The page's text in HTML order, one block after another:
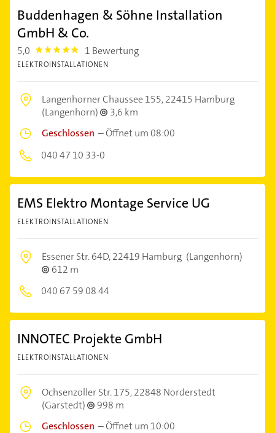
Buddenhagen & Söhne Installation
GmbH & Co.
5,0 5.0 1 Bewertung
ELEKTROINSTALLATIONEN
Langenhorner Chaussee 155,22415 Hamburg
(Langenhorn)
3,6 km
Geschlossen –Öffnet um 08:00
040 47 10 33-0
EMS Elektro Montage Service UG
ELEKTROINSTALLATIONEN
Essener Str. 64D,22419 Hamburg (Langenhorn)
612 m
040 67 59 08 44
INNOTEC Projekte GmbH
ELEKTROINSTALLATIONEN
Ochsenzoller Str. 175,22848 Norderstedt
(Garstedt)
998 m
Geschlossen –Öffnet um 10:00